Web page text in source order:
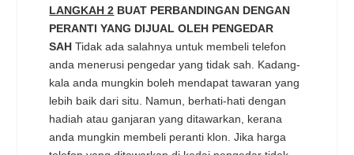
LANGKAH 2 BUAT PERBANDINGAN DENGAN
PERANTI YANG DIJUAL OLEH PENGEDAR
SAH Tidak ada salahnya untuk membeli telefon
anda menerusi pengedar yang tidak sah. Kadang-
kala anda mungkin boleh mendapat tawaran yang
lebih baik dari situ. Namun, berhati-hati dengan
hadiah atau ganjaran yang ditawarkan, kerana
anda mungkin membeli peranti klon. Jika harga